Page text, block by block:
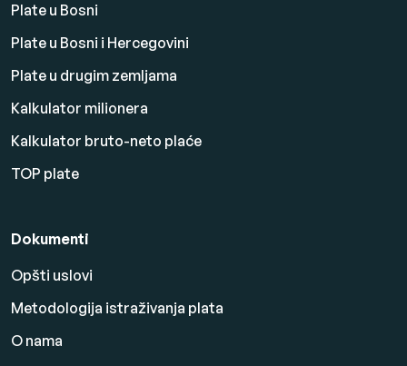
Plate u Bosni
Plate u Bosni i Hercegovini
Plate u drugim zemljama
Kalkulator milionera
Kalkulator bruto-neto plaće
TOP plate
Dokumenti
Opšti uslovi
Metodologija istraživanja plata
O nama